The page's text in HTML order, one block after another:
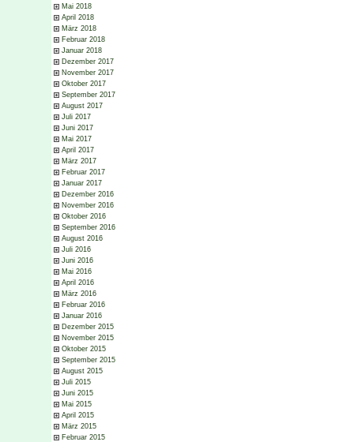
Mai 2018
April 2018
März 2018
Februar 2018
Januar 2018
Dezember 2017
November 2017
Oktober 2017
September 2017
August 2017
Juli 2017
Juni 2017
Mai 2017
April 2017
März 2017
Februar 2017
Januar 2017
Dezember 2016
November 2016
Oktober 2016
September 2016
August 2016
Juli 2016
Juni 2016
Mai 2016
April 2016
März 2016
Februar 2016
Januar 2016
Dezember 2015
November 2015
Oktober 2015
September 2015
August 2015
Juli 2015
Juni 2015
Mai 2015
April 2015
März 2015
Februar 2015